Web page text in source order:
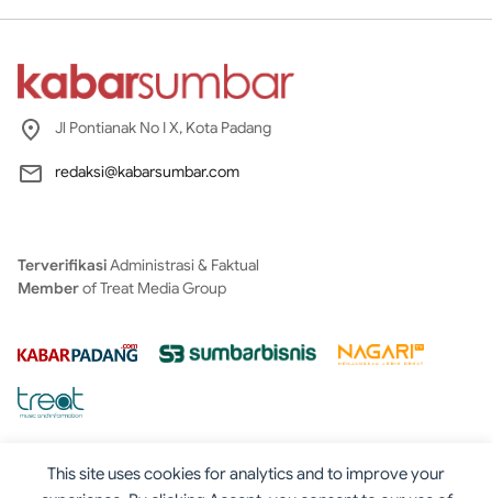
This site uses cookies for analytics and to improve your
Jl Pontianak No I X, Kota Padang
redaksi@kabarsumbar.com
TerverifikasiAdministrasi & Faktual
Memberof Treat Media Group